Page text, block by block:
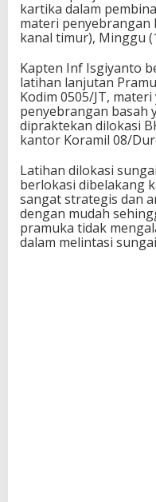
kartika dalam
materi penyebrangan
kanal timur), Minggu
Kapten Inf Isgiyanto
latihan lanjutan
Kodim 0505/JT,
penyebrangan basah
dipraktekan dilokasi
kantor Koramil 08/
Latihan dilokasi
berlokasi dibelakang
sangat strategis dan
dengan mudah
pramuka tidak
dalam melintasi